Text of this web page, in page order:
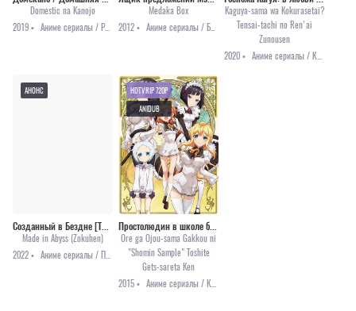
Domestic na Kanojo
2019 •
Medaka Box
2012 •
Kaguya-sama wa Kokurasetai?
Tensai-tachi no Ren'ai
Zunousen
2020 •
Созданный в Бездне [ТВ-2]
Made in Abyss (Zokuhen)
2022 •
Аниме сериалы / Приключения / Фэнтези / Анонсы
АНОНС
Простолюдин в школе благородных девиц
Ore ga Ojou-sama Gakkou ni
"Shomin Sample" Toshite
Gets-sareta Ken
2015 •
Аниме сериалы / Комедия / Романтика / Этти
HDTVRIP 720P
ANIDUB